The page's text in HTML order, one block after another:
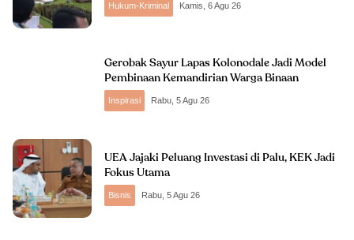
Hukum-Kriminal Kamis, 6 Agu 26
Gerobak Sayur Lapas Kolonodale Jadi Model
Pembinaan Kemandirian Warga Binaan
Inspirasi Rabu, 5 Agu 26
UEA Jajaki Peluang Investasi di Palu, KEK Jadi
Fokus Utama
Bisnis Rabu, 5 Agu 26